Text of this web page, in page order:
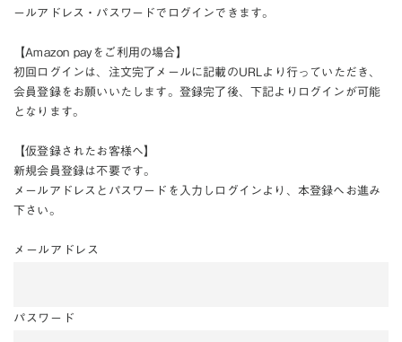
ールアドレス・パスワードでログインできます。
【Amazon payをご利用の場合】
初回ログインは、注文完了メールに記載のURLより行っていただき、
会員登録をお願いいたします。登録完了後、下記よりログインが可能
となります。
【仮登録されたお客様へ】
新規会員登録は不要です。
メールアドレスとパスワードを入力しログインより、本登録へお進み
下さい。
メールアドレス
パスワード